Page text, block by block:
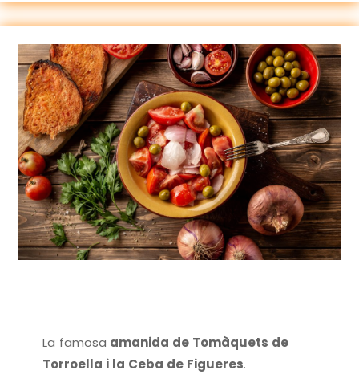
La famosa amanida de Tomàquets de
Torroella i la Ceba de Figueres.